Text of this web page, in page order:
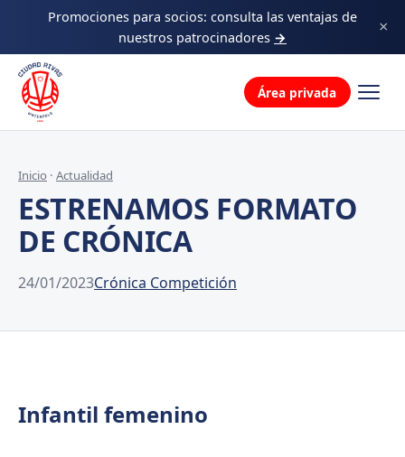
Promociones para socios: consulta las ventajas de
nuestros patrocinadores →
×
Decálogo
Área privada
Inicio · Actualidad
ESTRENAMOS FORMATO
DE CRÓNICA
24/01/2023Crónica Competición
Infantil femenino